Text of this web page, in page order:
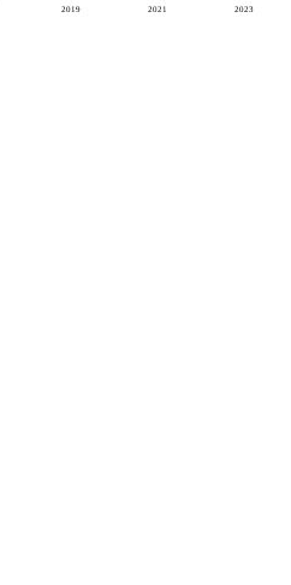
2019 2021 2023